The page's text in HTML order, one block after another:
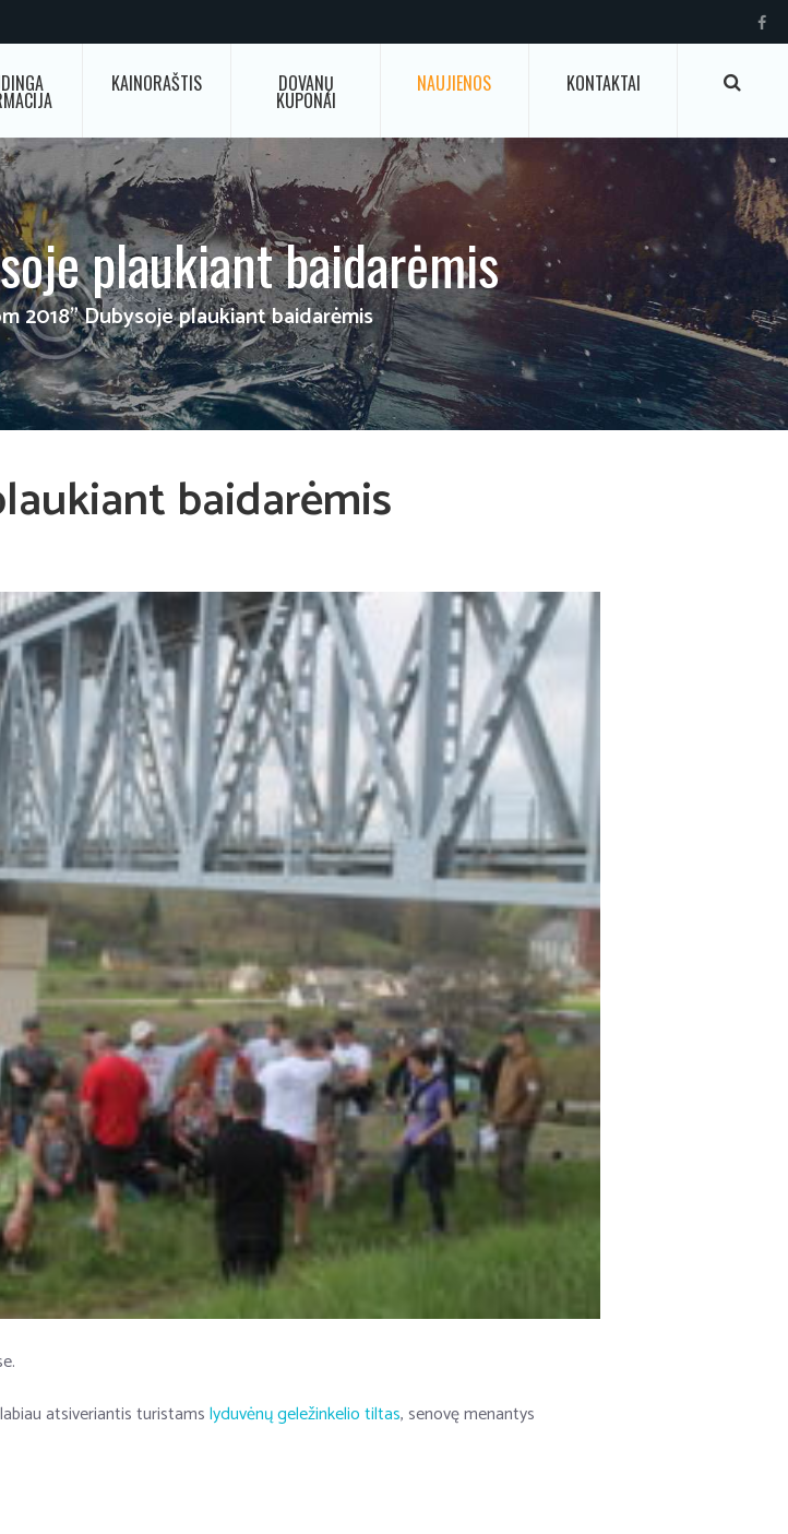
KAINORAŠTIS DOVANŲ
KUPONAI
NAUJIENOS KONTAKTAI
plaukiant baidarėmis
2018” Dubysoje plaukiant baidarėmis
baidarėmis
atsiveriantis turistamslyduvėnų geležinkelio tiltas, senovę menantys